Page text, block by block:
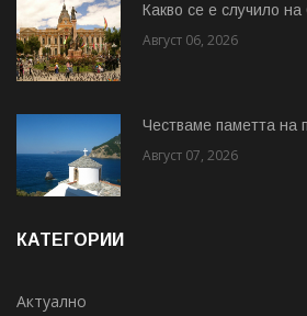
Какво се е случило на
Август 06, 2026
Честваме паметта на
Август 07, 2026
КАТЕГОРИИ
Актуално